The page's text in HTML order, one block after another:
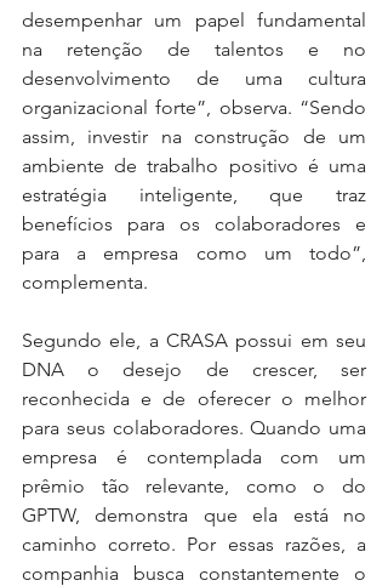
desempenhar um papel fundamental
na retenção de talentos e no
desenvolvimento de uma cultura
organizacional forte”, observa. “Sendo
assim, investir na construção de um
ambiente de trabalho positivo é uma
estratégia inteligente, que traz
benefícios para os colaboradores e
para a empresa como um todo”,
complementa.
Segundo ele, a CRASA possui em seu
DNA o desejo de crescer, ser
reconhecida e de oferecer o melhor
para seus colaboradores. Quando uma
empresa é contemplada com um
prêmio tão relevante, como o do
GPTW, demonstra que ela está no
caminho correto. Por essas razões, a
companhia busca constantemente o